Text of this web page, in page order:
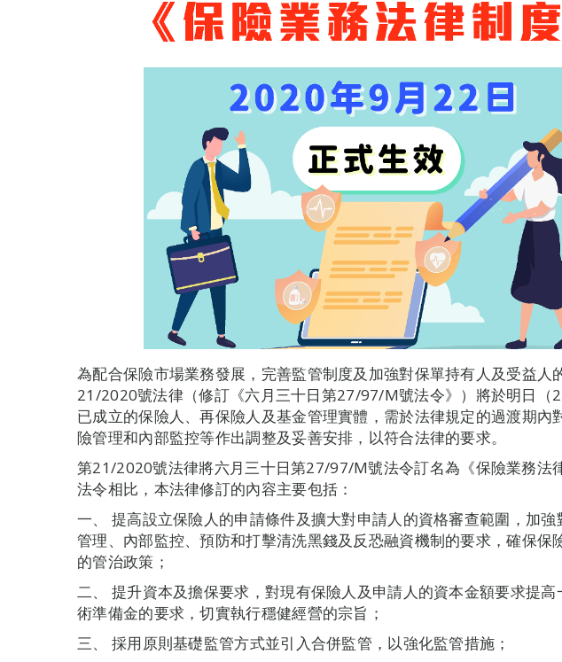
為配合保險市場業務發展，完善監管制度及加強對保單持有人及受益人
21/2020號法律（修訂《六月三十日第27/97/M號法令》）將於明日（
已成立的保險人、再保險人及基金管理實體，需於法律規定的過渡期內
險管理和內部監控等作出調整及妥善安排，以符合法律的要求。
第21/2020號法律將六月三十日第27/97/M號法令訂名為《保險業務法
法令相比，本法律修訂的內容主要包括：
一、 提高設立保險人的申請條件及擴大對申請人的資格審查範圍，加強
管理、內部監控、預防和打擊清洗黑錢及反恐融資機制的要求，確保保
的管治政策；
二、 提升資本及擔保要求，對現有保險人及申請人的資本金額要求提高
術準備金的要求，切實執行穩健經營的宗旨；
三、 採用原則基礎監管方式並引入合併監管，以強化監管措施；